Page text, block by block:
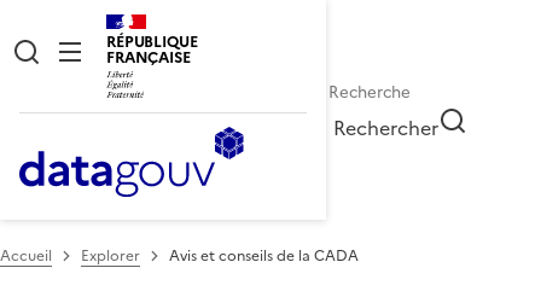
RÉPUBLIQUE
FRANÇAISE
Rechercher
Accueil Explorer Avis et conseils de la CADA